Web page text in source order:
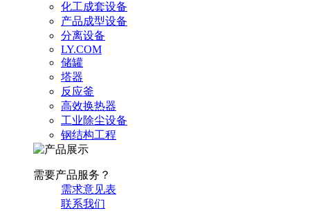
化工成套设备
产品成型设备
分离设备
LY.COM
储罐
塔器
反应釜
高效换热器
工业除尘设备
钢结构工程
需要产品服务？
需求意见表
联系我们